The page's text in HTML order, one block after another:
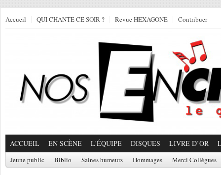
Accueil QUI CHANTE CE SOIR ? Revue HEXAGONE Contribuer
ACCUEIL EN SCÈNE L'ÉQUIPE DISQUES LIVRE D’OR
Jeune public Biblio Saines humeurs Hommages Merci Collègues